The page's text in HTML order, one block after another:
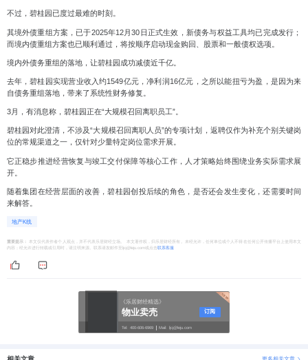
不过， 碧桂园已度过最难的时刻。
其境外债重组方案，已于2025年12月30日正式生效，新债务与权益工具均已完成发行；
而境内债重组方案也已顺利通过，将按顺序启动现金购回、股票和一般债权选项。
境内外债务重组的落地，让碧桂园成功减债近千亿。
去年，碧桂园实现营业收入约1549亿元，净利润16亿元，之所以能扭亏为盈，是因为来
自债务重组落地，带来了系统性财务修复。
3月，有消息称，碧桂园正在“大规模召回离职员工”。
碧桂园对此澄清，不涉及“大规模召回离职人员”的专项计划，返聘仅作为补充个别关键岗
位的常规渠道之一， 仅针对少量特定岗位需求开展。
它正稳步推进经营恢复与竣工交付保障等核心工作，人才策略始终围绕业务实际需求展
开。
随着集团在经营层面的改善，碧桂园创投后续的角色，是否还会发生变化，还需要时间
来解答。
地产K线
重要提示：
本文仅代表作者个人观点，并不代表乐居财经立场。 本文著作权，归乐居财经所有。未经允许，任何单位或个人不得在任何公开传播平台上使用本文
内容；经允许进行转载或引用时，请注明来源。联系请发邮件至ljcj@leju.com或点击 联系客服
《乐居财经精选》
物业卖壳
Tel: 400-606-6969 Mail: ljcj@leju.com
订阅